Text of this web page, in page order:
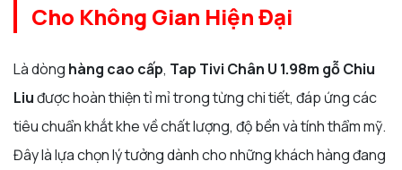
Cho Không Gian Hiện Đại
Là dòng hàng cao cấp, Tap Tivi Chân U 1.98m gỗ Chiu
Liuđược hoàn thiện tỉ mỉ trong từng chi tiết, đáp ứng các
tiêu chuẩn khắt khe về chất lượng, độ bền và tính thẩm mỹ.
Đây là lựa chọn lý tưởng dành cho những khách hàng đang